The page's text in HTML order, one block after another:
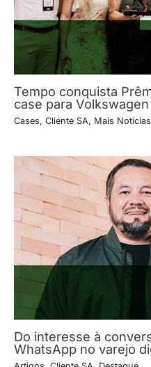
Tempo conquista
case para Volkswagen
Cases, Cliente SA, Mais Notícias
Do interesse à
WhatsApp no varejo